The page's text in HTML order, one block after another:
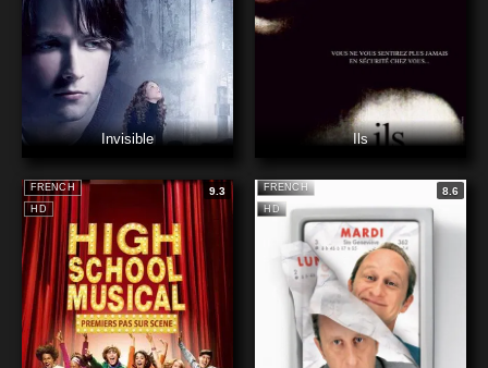
Invisible Ils
HD
FRENCH 9.3
HD
FRENCH 8.6